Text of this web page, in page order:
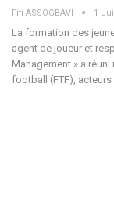
Fifi ASSOGBAVI 1
La formation des
agent de joueur et
Management » a
football (FTF),